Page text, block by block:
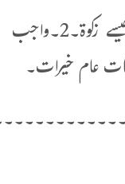
صدقہ کی تین قسمیں ہیں:1۔ فرض جیسے زکوۃ۔2۔واجب